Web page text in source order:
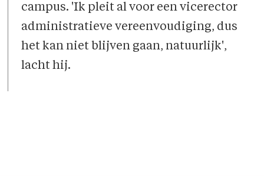
campus. 'Ik pleit al voor een vicerector
administratieve vereenvoudiging, dus
het kan niet blijven gaan, natuurlijk',
lacht hij.